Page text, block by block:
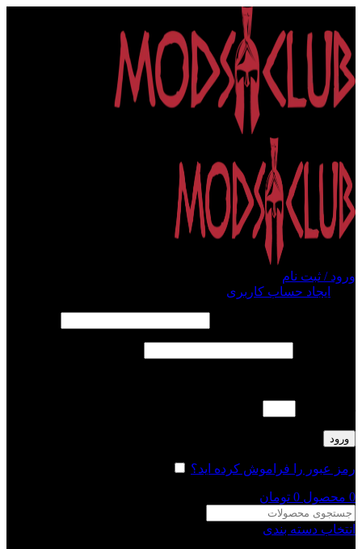
ورود / ثبت نام
ایجاد حساب کاربری
ورود
رمز عبور را فراموش کرده اید؟
0 محصول 0 تومان
انتخاب دسته بندی